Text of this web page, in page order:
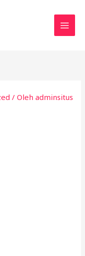
/ Olehadminsitus